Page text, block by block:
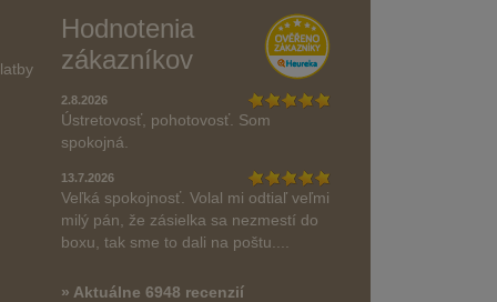
Hodnotenia
zákazníkov
2.8.2026
Ústretovosť, pohotovosť. Som
spokojná.
13.7.2026
Veľká spokojnosť. Volal mi odtiaľ veľmi
milý pán, že zásielka sa nezmestí do
boxu, tak sme to dali na poštu....
» Aktuálne 6948 recenzií